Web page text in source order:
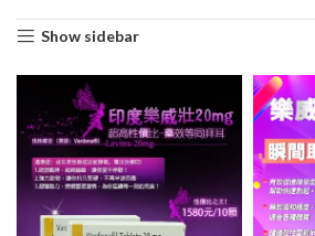
Show sidebar